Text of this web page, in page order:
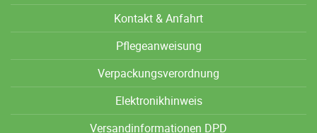
Kontakt & Anfahrt
Pflegeanweisung
Verpackungsverordnung
Elektronikhinweis
Versandinformationen DPD